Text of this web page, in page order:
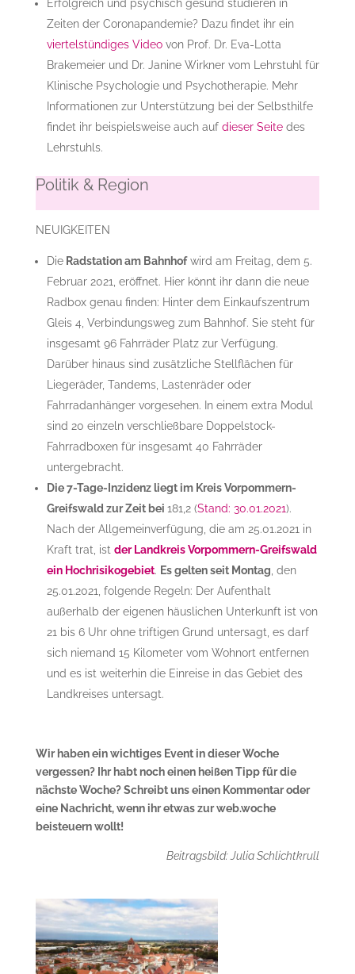
Erfolgreich und psychisch gesund studieren in
Zeiten der Coronapandemie? Dazu findet ihr ein
viertelstündiges Videovon Prof. Dr. Eva-Lotta
Brakemeier und Dr. Janine Wirkner vom Lehrstuhl für
Klinische Psychologie und Psychotherapie. Mehr
Informationen zur Unterstützung bei der Selbsthilfe
findet ihr beispielsweise auch auf dieser Seitedes
Lehrstuhls.
Politik & Region
NEUIGKEITEN
DieRadstation am Bahnhofwird am Freitag, dem 5.
Februar 2021, eröffnet. Hier könnt ihr dann die neue
Radbox genau finden: Hinter dem Einkaufszentrum
Gleis 4, Verbindungsweg zum Bahnhof. Sie steht für
insgesamt 96 Fahrräder Platz zur Verfügung.
Darüber hinaus sind zusätzliche Stellflächen für
Liegeräder, Tandems, Lastenräder oder
Fahrradanhänger vorgesehen. In einem extra Modul
sind 20 einzeln verschließbare Doppelstock-
Fahrradboxen für insgesamt 40 Fahrräder
untergebracht.
Die 7-Tage-Inzidenz liegt im Kreis Vorpommern-
Greifswald zur Zeit bei 181,2 (Stand: 30.01.2021).
Nach der Allgemeinverfügung, die am 25.01.2021 in
Kraft trat, ist der Landkreis Vorpommern-Greifswald
ein Hochrisikogebiet. Es gelten seit Montag , den
25.01.2021, folgende Regeln: Der Aufenthalt
außerhalb der eigenen häuslichen Unterkunft ist von
21 bis 6 Uhr ohne triftigen Grund untersagt, es darf
sich niemand 15 Kilometer vom Wohnort entfernen
und es ist weiterhin die Einreise in das Gebiet des
Landkreises untersagt.
Wir haben ein wichtiges Event in dieser Woche
vergessen? Ihr habt noch einen heißen Tipp für die
nächste Woche? Schreibt uns einen Kommentar oder
eine Nachricht, wenn ihr etwas zur web.woche
beisteuern wollt!
Beitragsbild: Julia Schlichtkrull